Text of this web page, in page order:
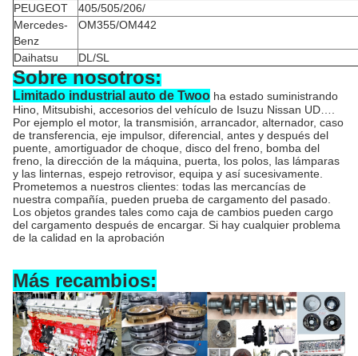
PEUGEOT
405/505/206/
Mercedes-
Benz
OM355/OM442
Daihatsu DL/SL
Sobre nosotros:
Limitado industrial auto de Twoo ha estado suministrando
Hino, Mitsubishi, accesorios del vehículo de Isuzu Nissan UD….
Por ejemplo el motor, la transmisión, arrancador, alternador, caso
de transferencia, eje impulsor, diferencial, antes y después del
puente, amortiguador de choque, disco del freno, bomba del
freno, la dirección de la máquina, puerta, los polos, las lámparas
y las linternas, espejo retrovisor, equipa y así sucesivamente.
Prometemos a nuestros clientes: todas las mercancías de
nuestra compañía, pueden prueba de cargamento del pasado.
Los objetos grandes tales como caja de cambios pueden cargo
del cargamento después de encargar. Si hay cualquier problema
de la calidad en la aprobación
Más recambios: